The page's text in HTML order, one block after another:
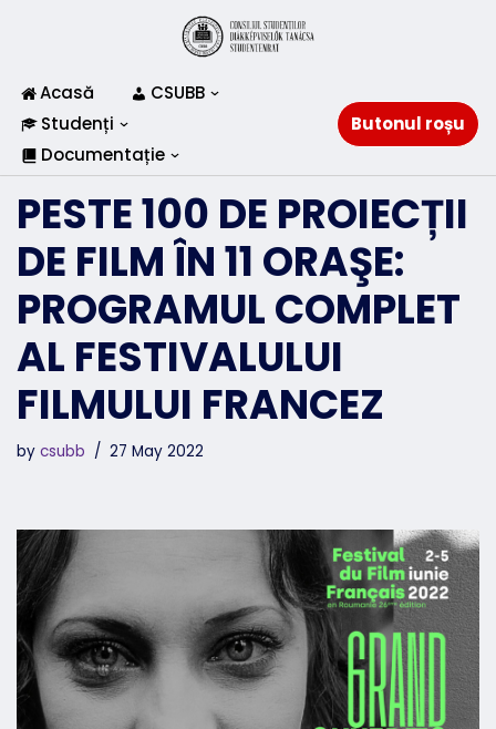
to
content
Acasă
CSUBB
Studenți
Documentație
Butonul roșu
PESTE 100 DE PROIECȚII
DE FILM ÎN 11 ORAŞE:
PROGRAMUL COMPLET
AL FESTIVALULUI
FILMULUI FRANCEZ
by csubb 27 May 2022